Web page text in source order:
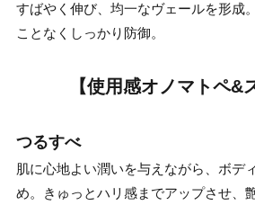
すばやく伸び、均一なヴェールを形成
ことなくしっかり防御。
【使用感オノマトペ&
つるすべ
肌に心地よい潤いを与えながら、ボデ
め。きゅっとハリ感までアップさせ、